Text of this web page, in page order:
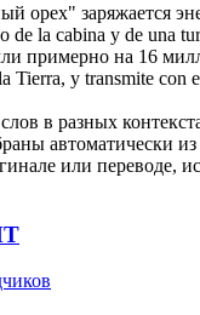
орех" заряжается
de la cabina y de una
примерно на 16
Tierra, y transmite con
в разных
автоматически
или переводе,